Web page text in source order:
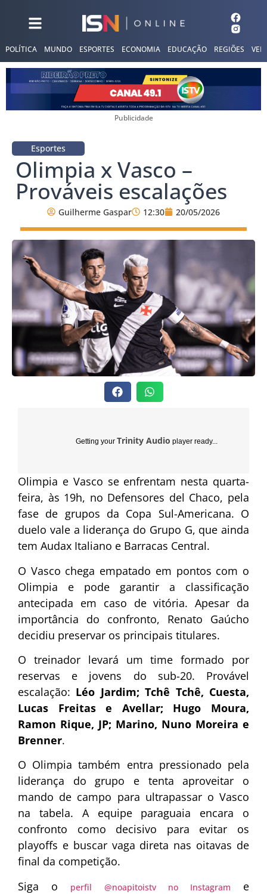
POLÍTICA MUNDO ESPORTES ECONOMIA EDUCAÇÃO REGIÕES
Publicidade
Esportes
Olimpia x Vasco –
Prováveis escalações
Guilherme Gaspar 12:30 20/05/2026
Getting your Trinity Audio player ready...
Olimpia e Vasco se enfrentam nesta quarta-
feira, às 19h, no Defensores del Chaco, pela
fase de grupos da Copa Sul-Americana. O
duelo vale a liderança do Grupo G, que ainda
tem Audax Italiano e Barracas Central.
O Vasco chega empatado em pontos com o
Olimpia e pode garantir a classificação
antecipada em caso de vitória. Apesar da
importância do confronto, Renato Gaúcho
decidiu preservar os principais titulares.
O treinador levará um time formado por
reservas e jovens do sub-20. Provável
escalação: Léo Jardim; Tchê Tchê, Cuesta,
Lucas Freitas e Avellar; Hugo Moura,
Ramon Rique, JP; Marino, Nuno Moreira e
Brenner.
O Olimpia também entra pressionado pela
liderança do grupo e tenta aproveitar o
mando de campo para ultrapassar o Vasco
na tabela. A equipe paraguaia encara o
confronto como decisivo para evitar os
playoffs e buscar vaga direta nas oitavas de
final da competição.
Siga o
perfil @noapitoistv no Instagram
e